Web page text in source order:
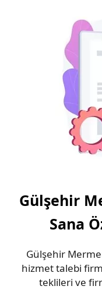
Gülşehir
Sana
Gülşehir
hizmet talebi
teklileri ve